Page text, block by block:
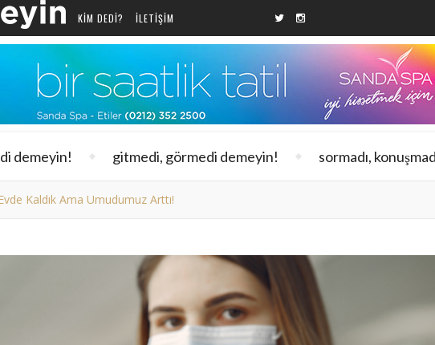
KIM DEDI? ILETIŞIM
demeyin! gitmedi, görmedi demeyin! sormadı,
Kaldık Ama Umudumuz Arttı!